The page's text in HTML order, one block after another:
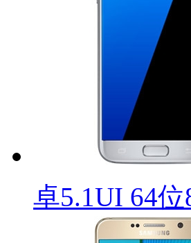
卓5.1UI 64